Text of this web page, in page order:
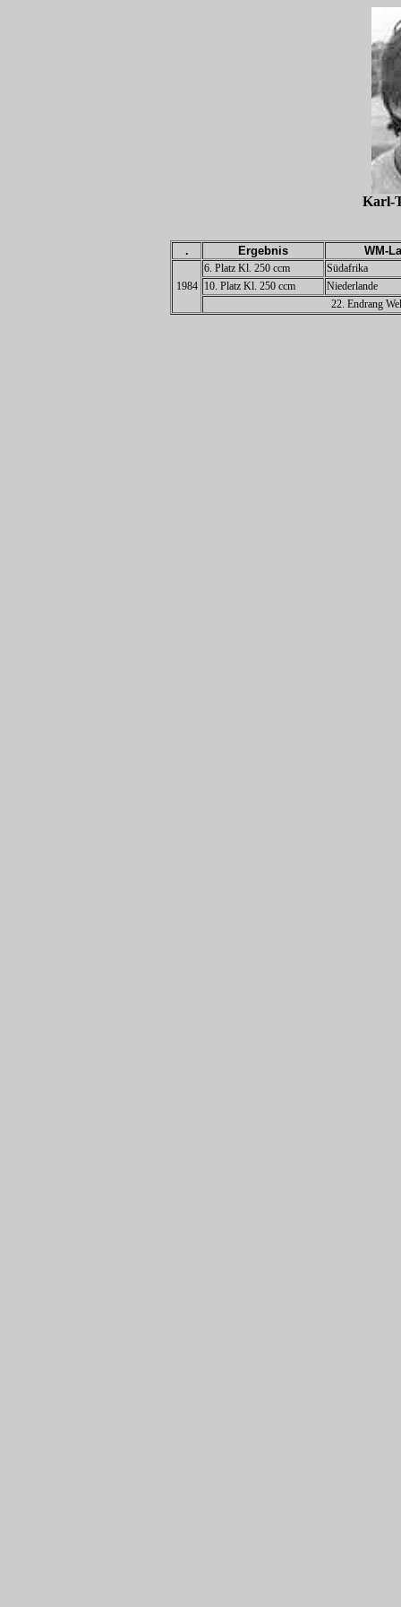
Karl-
. Ergebnis WM-
1984
6. Platz Kl. 250 ccm
Südafrika
10. Platz Kl. 250 ccm
Niederlande
22. Endrang